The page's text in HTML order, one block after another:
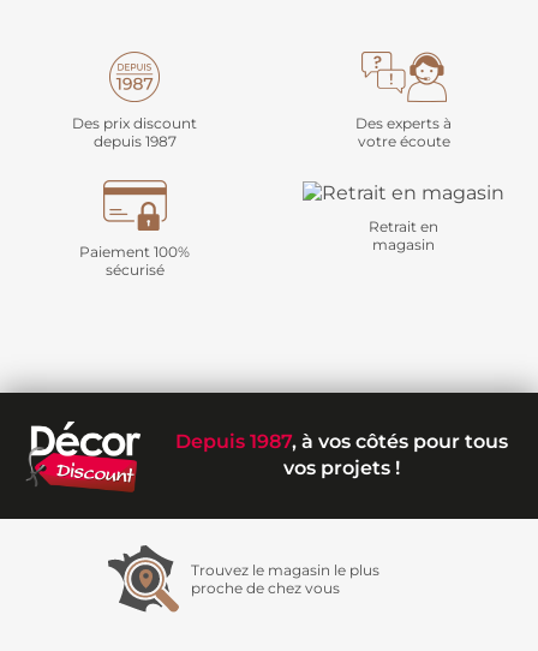
Des prix discount
depuis 1987
Des experts à
votre écoute
Paiement 100%
sécurisé
Retrait en
magasin
Depuis 1987, à vos côtés pour tous
vos projets !
Trouvez le magasin le plus
proche de chez vous